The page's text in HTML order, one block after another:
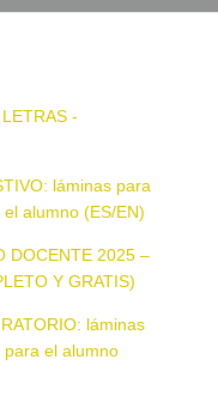
-
láminas para
alumno (ES/EN)
DOCENTE 2025 –
Y GRATIS)
láminas
para el alumno